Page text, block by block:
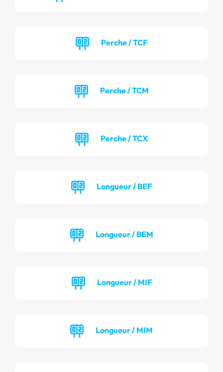
Perche / TCF
Perche / TCM
Perche / TCX
Longueur / BEF
Longueur / BEM
Longueur / MIF
Longueur / MIM